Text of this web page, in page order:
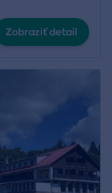
Zobraziť detail